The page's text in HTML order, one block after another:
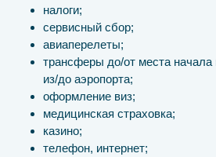
налоги;
сервисный сбор;
авиаперелеты;
трансферы до/от места начала
из/до аэропорта;
оформление виз;
медицинская страховка;
казино;
телефон, интернет;